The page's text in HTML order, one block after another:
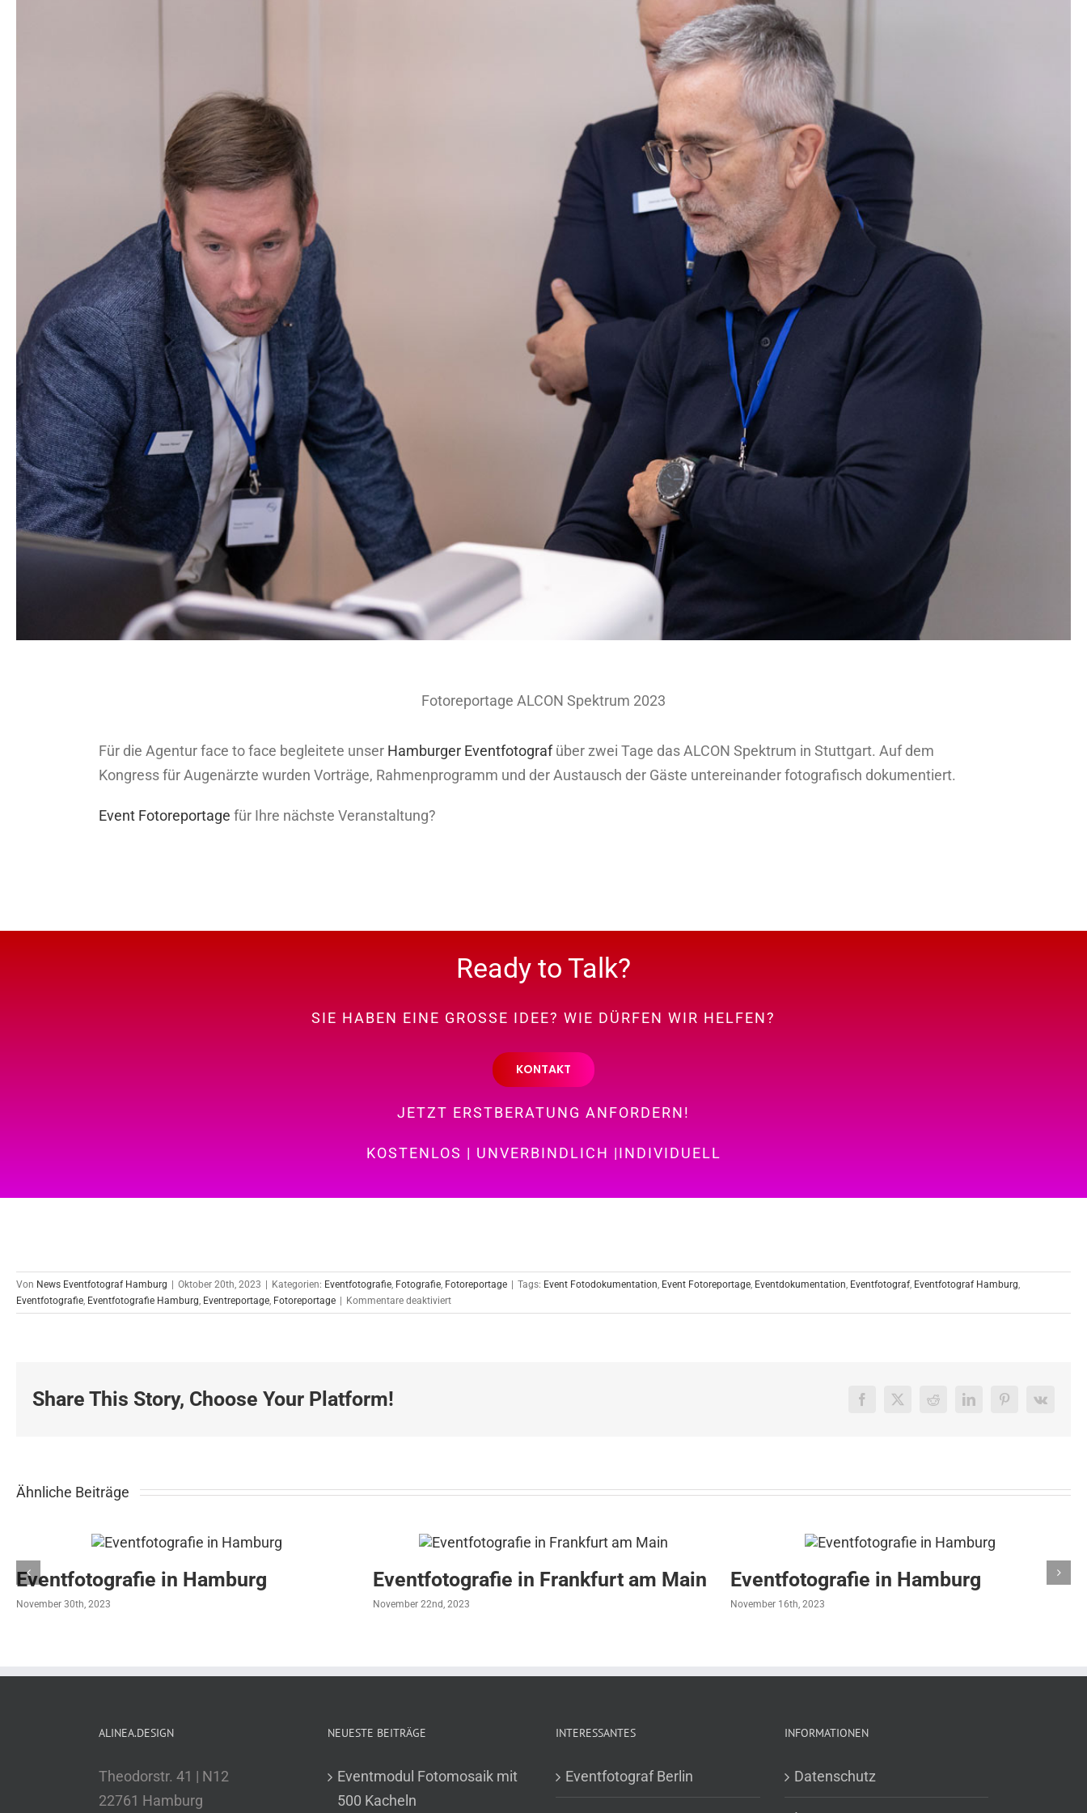
Fotoreportage ALCON Spektrum 2023
Für die Agentur face to face begleitete unser Hamburger Eventfotografüber zwei Tage das ALCON Spektrum in Stuttgart. Auf dem
Kongress für Augenärzte wurden Vorträge, Rahmenprogramm und der Austausch der Gäste untereinander fotografisch dokumentiert.
Event Fotoreportage für Ihre nächste Veranstaltung?
Ready to Talk?
SIE HABEN EINE GROSSE IDEE? WIE DÜRFEN WIR HELFEN?
KONTAKT
JETZT ERSTBERATUNG ANFORDERN!
KOSTENLOS | UNVERBINDLICH |INDIVIDUELL
Von News Eventfotograf Hamburg | Oktober 20th, 2023 | Kategorien: Eventfotografie, Fotografie, Fotoreportage | Tags: Event Fotodokumentation, Event Fotoreportage, Eventdokumentation, Eventfotograf, Eventfotograf Hamburg,
Eventfotografie, Eventfotografie Hamburg, Eventreportage, Fotoreportage | Kommentare deaktiviertfür
Eventfotografie
Share This Story, Choose Your Platform! Facebook
X Reddit LinkedInPinterest
Vk
Ähnliche Beiträge
Eventfotografie in Hamburg
November 30th, 2023
Eventfotografie in Frankfurt am Main
November 22nd, 2023
Eventfotografie in Hamburg
November 16th, 2023
ALINEA.DESIGN
Theodorstr. 41 | N12
22761 Hamburg
NEUESTE BEITRÄGE
Eventmodul Fotomosaik mit
500 Kacheln
INTERESSANTES
Eventfotograf Berlin
INFORMATIONEN
Datenschutz